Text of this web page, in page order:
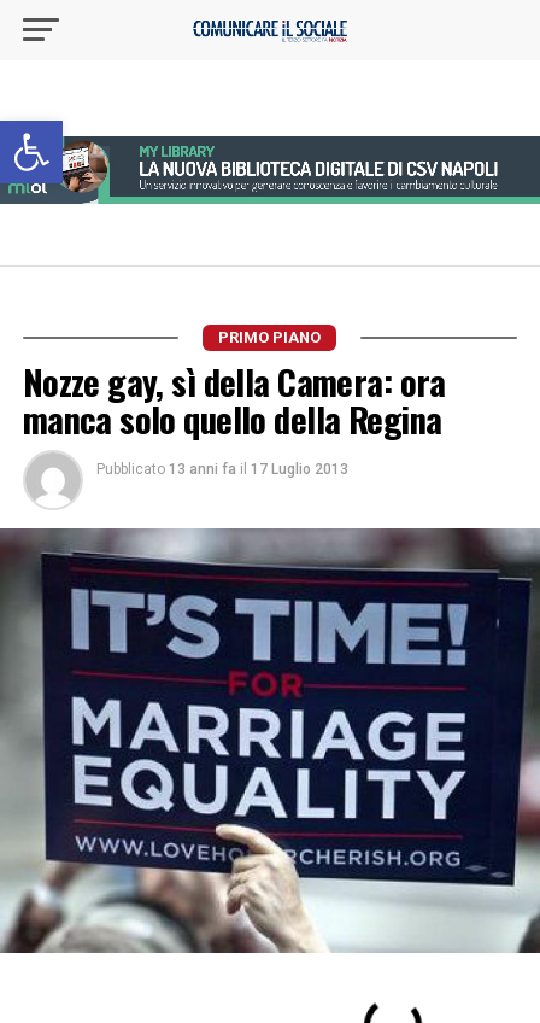
Apri la barra degli strumenti
PRIMO PIANO
Nozze gay, sì della Camera: ora
manca solo quello della Regina
Pubblicato 13 anni fa il 17 Luglio 2013